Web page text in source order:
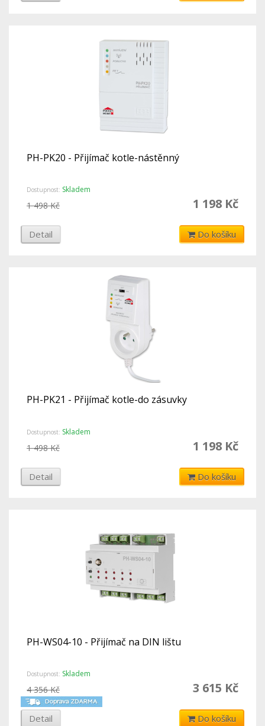
PH-PK20 - Přijímač kotle-nástěnný
Dostupnost: Skladem
1 198 Kč
1 498 Kč
Detail Do košíku
PH-PK21 - Přijímač kotle-do zásuvky
Dostupnost: Skladem
1 198 Kč
1 498 Kč
Detail Do košíku
PH-WS04-10 - Přijímač na DIN lištu
Dostupnost: Skladem
3 615 Kč
4 356 Kč
Detail Do košíku